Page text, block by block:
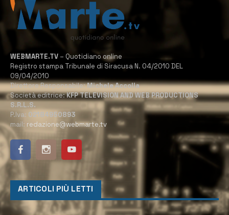
WEBMARTE.TV – Quotidiano online
Registro stampa Tribunale di Siracusa N. 04/2010 DEL
09/04/2010
Direttore Responsabile:Michele Accolla
Società editrice:KFP TELEVISION AND WEB PRODUCTIONS
S.R.L.S.
P.Iva: 02184950893
mail: redazione@webmarte.tv
ARTICOLI PIÙ LETTI